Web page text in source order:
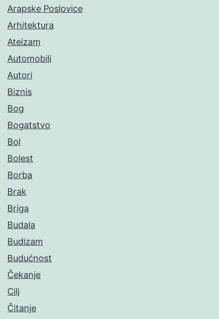
Arapske Poslovice
Arhitektura
Ateizam
Automobili
Autori
Biznis
Bog
Bogatstvo
Bol
Bolest
Borba
Brak
Briga
Budala
Budizam
Budućnost
Čekanje
Cilj
Čitanje